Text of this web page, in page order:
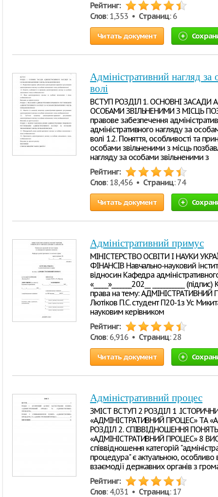
Рейтинг:
Слов: 1,353 • Страниц: 6
Читать документ
Адміністративний нагляд
волі
ВСТУП РОЗДІЛ 1. ОСНОВНІ ЗАСАДИ
ОСОБАМИ ЗВІЛЬНЕНИМИ З МІСЦЬ
правове забезпечення
адміністративного нагляду за
волі 1.2. Поняття, особливості та
особами звільненими з місць
нагляду за особами звільненими з
Рейтинг:
Слов: 18,456 • Страниц: 74
Читать документ
Адміністративний примус
МІНІСТЕРСТВО ОСВІТИ І НАУКИ
ФІНАНСІВ Навчально-науковий
відносин Кафедра
«_____»_______202__ ___________
права на тему:
Лютіков П.С. студент П20-1з Ус
науковим керівником
Рейтинг:
Слов: 6,916 • Страниц: 28
Читать документ
Адміністративний процес
ЗМІСТ ВСТУП 2 РОЗДІЛ 1
«АДМІНІСТРАТИВНИЙ ПРОЦЕС» ТА
РОЗДІЛ 2. СПІВВІДНОШЕННЯ
«АДМІНІСТРАТИВНИЙ ПРОЦЕС» 8
співвідношення категорій
процедура" є актуальною, особливо
взаємодії державних органів з
Рейтинг:
Слов: 4,031 • Страниц: 17